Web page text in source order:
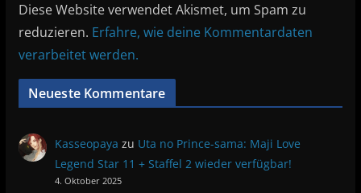
Diese Website verwendet Akismet, um Spam zu
reduzieren. Erfahre, wie deine Kommentardaten
verarbeitet werden.
Neueste Kommentare
Kasseopaya zu Uta no Prince-sama: Maji Love
Legend Star 11 + Staffel 2 wieder verfügbar!
4. Oktober 2025